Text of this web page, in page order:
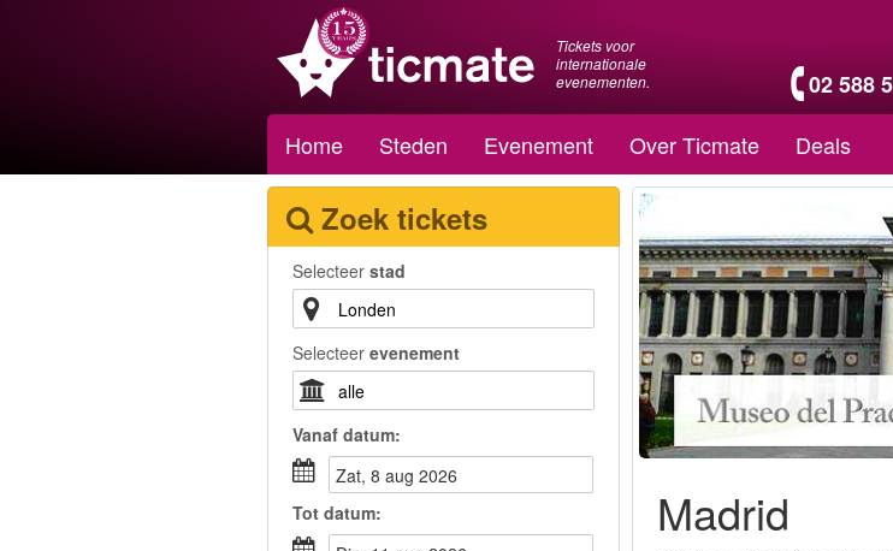
Tickets voor
internationale
evenementen.
02 588
Home Steden Evenement Over Ticmate Deals
Zoek tickets
Selecteer stad
Selecteer evenement
Vanaf datum:
zat, 8 aug 2026
Tot datum:
Madrid